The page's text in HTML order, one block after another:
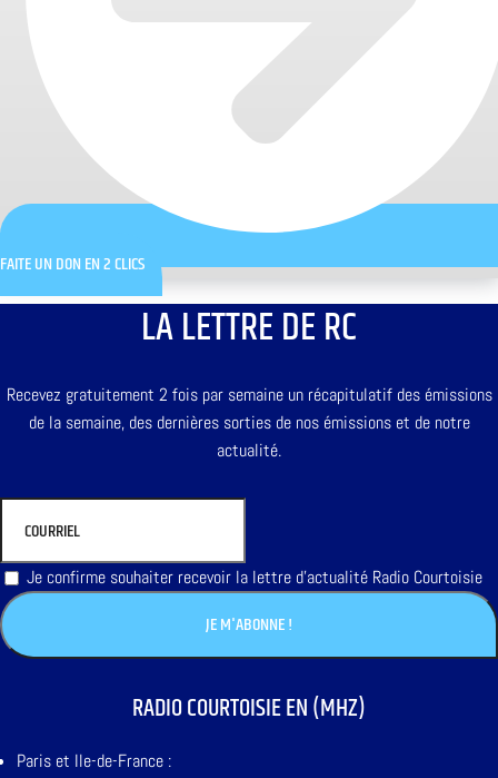
FAITE UN DON EN 2 CLICS
LA LETTRE DE RC
Recevez gratuitement 2 fois par semaine un récapitulatif des émissions
de la semaine, des dernières sorties de nos émissions et de notre
actualité.
Je confirme souhaiter recevoir la lettre d'actualité Radio Courtoisie
RADIO COURTOISIE EN (MHZ)
Paris et Ile-de-France :